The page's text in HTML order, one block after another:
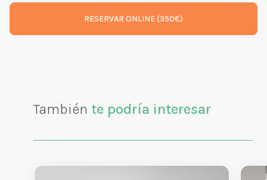
RESERVAR ONLINE (350€)
También te podría interesar